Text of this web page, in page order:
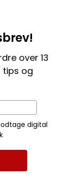
over 13
tips og
digital